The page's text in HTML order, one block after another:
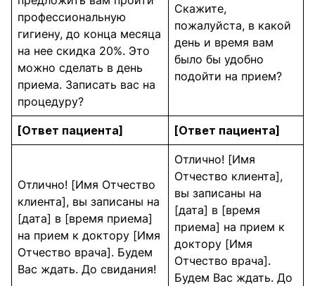
профессиональную
гигиену, до конца месяца
на нее скидка 20%. Это
можно сделать в день
приема. Записать вас на
процедуру?
Скажите,
пожалуйста, в какой
день и время вам
было бы удобно
подойти на прием?
[Ответ пациента] [Ответ пациента]
Отлично! [Имя Отчество
клиента], вы записаны на
[дата] в [время приема]
на прием к доктору [Имя
Отчество врача]. Будем
Вас ждать. До свидания!
Отлично! [Имя
Отчество клиента],
вы записаны на
[дата] в [время
приема] на прием к
доктору [Имя
Отчество врача].
Будем Вас ждать. До